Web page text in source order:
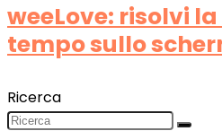
weeLove: risolvi
tempo sullo
Ricerca